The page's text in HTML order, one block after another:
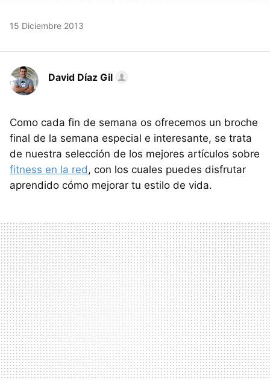
15 Diciembre 2013
David Díaz Gil
Como cada fin de semana os ofrecemos un broche
final de la semana especial e interesante, se trata
de nuestra selección de los mejores artículos sobre
fitness en la red, con los cuales puedes disfrutar
aprendido cómo mejorar tu estilo de vida.